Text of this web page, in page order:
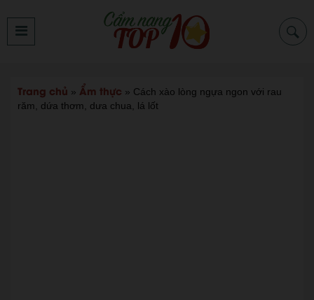
Trang chủ » Ẩm thực » Cách xào lòng ngựa ngon với rau
răm, dứa thơm, dưa chua, lá lốt